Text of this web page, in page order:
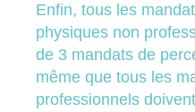
Enfin, tous les
physiques non
de 3 mandats de
même que tous les
professionnels